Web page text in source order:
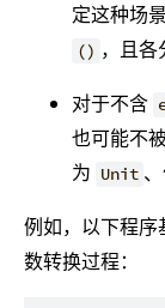
定这种场
() ，且各
对于不含
也可能不
为 Unit
例如，以下程序
数转换过程：